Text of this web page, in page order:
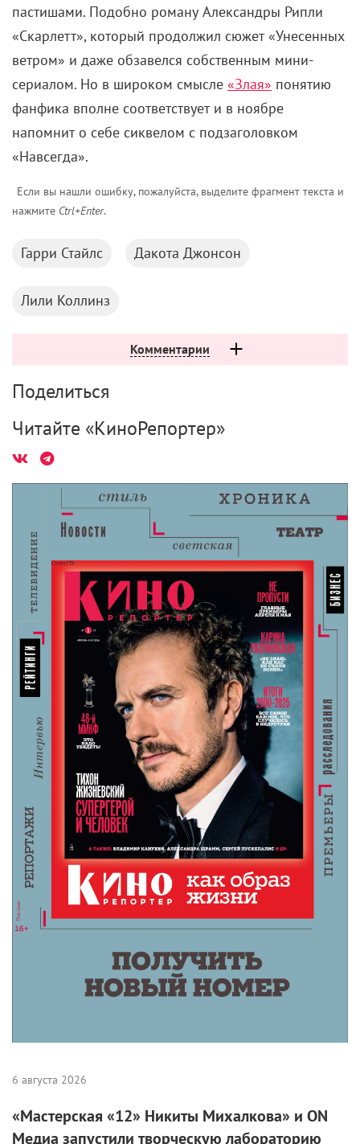
пастишами. Подобно роману Александры Рипли
«Скарлетт», который продолжил сюжет «Унесенных
ветром» и даже обзавелся собственным мини-
сериалом. Но в широком смысле «Злая» понятию
фанфика вполне соответствует и в ноябре
напомнит о себе сиквелом с подзаголовком
«Навсегда».
Если вы нашли ошибку, пожалуйста, выделите фрагмент текста и
нажмите Ctrl+Enter.
Гарри Стайлс Дакота Джонсон
Лили Коллинз
Комментарии
Поделиться
Читайте «КиноРепортер»
6 августа 2026